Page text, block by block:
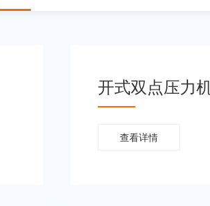
开式双点压力
查看详情